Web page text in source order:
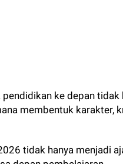
ke depan
membentuk karakter,
tidak hanya menjadi